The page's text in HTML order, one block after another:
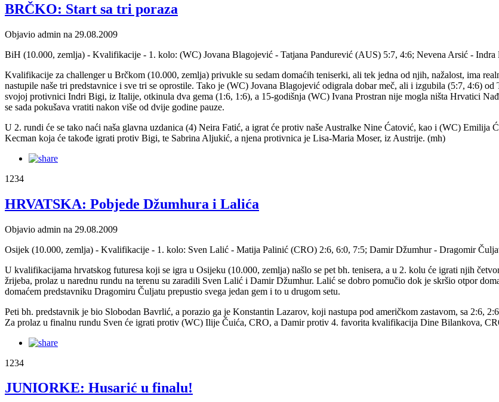
BRČKO: Start sa tri poraza
Objavio admin na 29.08.2009
BiH (10.000, zemlja) - Kvalifikacije - 1. kolo: (WC) Jovana Blagojević - Tatjana Pandurević (AUS) 5:7, 4:6; Nevena Arsić -
Kvalifikacije za challenger u Brčkom (10.000, zemlja) privukle su sedam domaćih teniserki, ali tek jedna od njih, nažalost, ima
nastupile naše tri predstavnice i sve tri se oprostile. Tako je (WC) Jovana Blagojević odigrala dobar meč, ali i izgubila (5:7, 4:6)
svojoj protivnici Indri Bigi, iz Italije, otkinula dva gema (1:6, 1:6), a 15-godišnja (WC) Ivana Prostran nije mogla ništa Hrvatici
se sada pokušava vratiti nakon više od dvije godine pauze.
U 2. rundi će se tako naći naša glavna uzdanica (4) Neira Fatić, a igrat će protiv naše Australke Nine Ćatović, kao i (WC) Emilija
Kecman koja će takođe igrati protiv Bigi, te Sabrina Aljukić, a njena protivnica je Lisa-Maria Moser, iz Austrije. (mh)
1234
HRVATSKA: Pobjede Džumhura i Lalića
Objavio admin na 29.08.2009
Osijek (10.000, zemlja) - Kvalifikacije - 1. kolo: Sven Lalić - Matija Palinić (CRO) 2:6, 6:0, 7:5; Damir Džumhur - Dragomir
U kvalifikacijama hrvatskog futuresa koji se igra u Osijeku (10.000, zemlja) našlo se pet bh. tenisera, a u 2. kolu će igrati njih
žrijeba, prolaz u narednu rundu na terenu su zaradili Sven Lalić i Damir Džumhur. Lalić se dobro pomučio dok je skršio otpor
domaćem predstavniku Dragomiru Čuljatu prepustio svega jedan gem i to u drugom setu.
Peti bh. predstavnik je bio Slobodan Bavrlić, a porazio ga je Konstantin Lazarov, koji nastupa pod američkom zastavom, sa 2:6,
Za prolaz u finalnu rundu Sven će igrati protiv (WC) Ilije Čuića, CRO, a Damir protiv 4. favorita kvalifikacija Dine Bilankova,
1234
JUNIORKE: Husarić u finalu!